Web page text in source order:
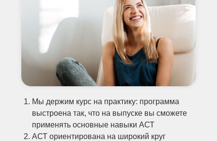
Мы держим курс на практику: программа
выстроена так, что на выпуске вы сможете
применять основные навыки АСТ
АСТ ориентирована на широкий круг